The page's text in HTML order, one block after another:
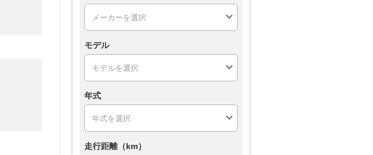
モデル
年式
走行距離（km）